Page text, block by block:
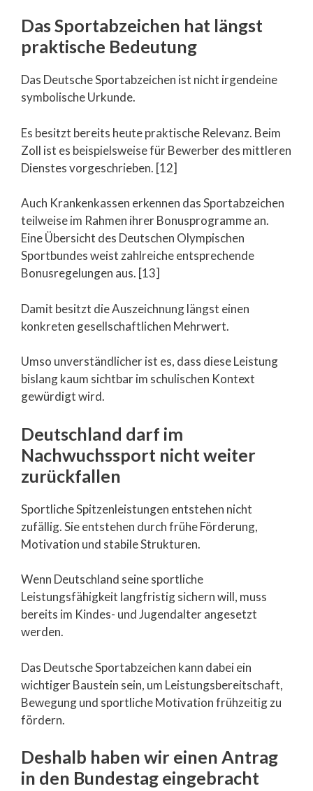
Das Sportabzeichen hat längst
praktische Bedeutung
Das Deutsche Sportabzeichen ist nicht irgendeine
symbolische Urkunde.
Es besitzt bereits heute praktische Relevanz. Beim
Zoll ist es beispielsweise für Bewerber des mittleren
Dienstes vorgeschrieben. [12]
Auch Krankenkassen erkennen das Sportabzeichen
teilweise im Rahmen ihrer Bonusprogramme an.
Eine Übersicht des Deutschen Olympischen
Sportbundes weist zahlreiche entsprechende
Bonusregelungen aus. [13]
Damit besitzt die Auszeichnung längst einen
konkreten gesellschaftlichen Mehrwert.
Umso unverständlicher ist es, dass diese Leistung
bislang kaum sichtbar im schulischen Kontext
gewürdigt wird.
Deutschland darf im
Nachwuchssport nicht weiter
zurückfallen
Sportliche Spitzenleistungen entstehen nicht
zufällig. Sie entstehen durch frühe Förderung,
Motivation und stabile Strukturen.
Wenn Deutschland seine sportliche
Leistungsfähigkeit langfristig sichern will, muss
bereits im Kindes- und Jugendalter angesetzt
werden.
Das Deutsche Sportabzeichen kann dabei ein
wichtiger Baustein sein, um Leistungsbereitschaft,
Bewegung und sportliche Motivation frühzeitig zu
fördern.
Deshalb haben wir einen Antrag
in den Bundestag eingebracht